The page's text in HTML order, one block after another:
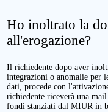
Ho inoltrato la
all'erogazione?
Il richiedente dopo aver
integrazioni o anomalie per
dati, procede con
richiedente riceverà una
fondi stanziati dal MIUR in